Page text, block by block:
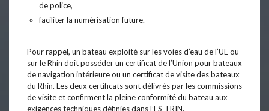
de police,
faciliter la numérisation future.
Pour rappel, un bateau exploité sur les voies d’eau de l’UE ou
sur le Rhin doit posséder un certificat de l’Union pour bateaux
de navigation intérieure ou un certificat de visite des bateaux
du Rhin. Les deux certificats sont délivrés par les commissions
de visite et confirment la pleine conformité du bateau aux
exigences techniques définies dans l’ES-TRIN.